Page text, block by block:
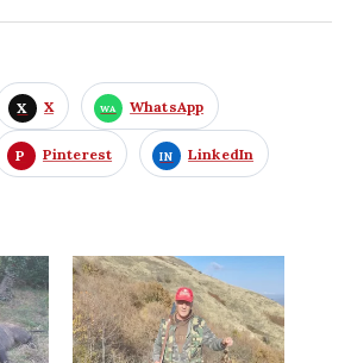
X WhatsApp
Pinterest LinkedIn